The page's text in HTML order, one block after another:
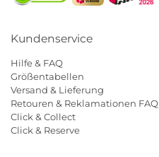
Kundenservice
Hilfe & FAQ
Größentabellen
Versand & Lieferung
Retouren & Reklamationen FAQ
Click & Collect
Click & Reserve